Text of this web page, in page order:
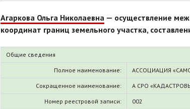
Агаркова Ольга Николаевна — осуществление
координат границ земельного участка,
Общие сведения
Полное наименование: АССОЦИАЦИЯ
Сокращенное наименование: А СРО
Номер реестровой записи: 002